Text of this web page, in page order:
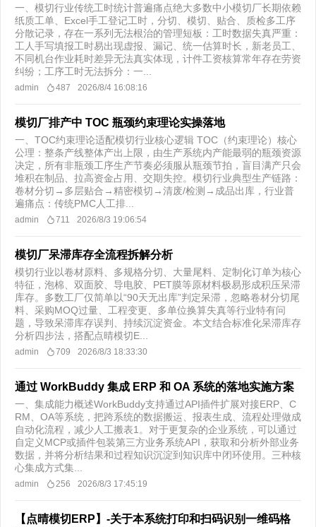
一、模切行业传统工时统计普遍痛点绝大多数中小模切厂长期依赖
纸质工单、Excel手工登记工时，分切、模切、贴合、质检多工序
分散记录，存在一系列无法根治的管理短板：工时数据失真严重：
工人手写填报工时易出现虚报、漏记、统一估算时长，新老员工、
不同机台作业耗时差异无法真实体现，计件工资核算常年存在劳资
纠纷；工序工时无法拆分：一...
admin 487 2026/8/4 16:08:16
模切厂排产中 TOC 瓶颈约束理论实操落地
一、TOC约束理论适配模切行业核心逻辑 TOC（约束理论）核心
公理：整条产线整体产出上限，由生产系统内产能最弱的瓶颈资源
决定，所有非瓶颈工序生产节奏必须服从瓶颈节拍，盲目满产只会
堆积在制品、拉高资金占用、交期失控。模切行业典型生产链路：
卷材分切→多层贴合→精密模切→清废/检测→成品出库，行业普
遍痛点：传统PMC人工排...
admin 711 2026/8/3 19:06:54
模切厂呆滞库存全流程拆解分析
模切行业以卷材原料、多规格分切、大量尾料、定制化订单为核心
特征，泡棉、双面胶、导电胶、PET膜等原材料极易形成积压呆滞
库存。多数工厂仅简单以“90天无出库”判定呆滞，忽略卷材分切尾
料、采购MOQ过量、工程变更、多单位换算失真等行业特有问
题，导致呆滞库存误判、持续沉淀资金。本文结合标准化呆滞库存
分析四步法，搭配点晴模切E...
admin 709 2026/8/3 18:33:30
通过 WorkBuddy 集成 ERP 和 OA 系统的落地实施方案
一、集成能力概述WorkBuddy支持通过API插件扩展对接ERP、C
RM、OA等系统，把跨系统的数据搬运、报表生成、流程处理做成
自动化流程，减少人工搬表1。对于更复杂的企业系统，可以通过
自定义MCP或插件包装第三方业务系统API，获取和分析外部业务
数据，并将分析结果和过程知识沉淀到知识库中闭环使用。三种核
心集成方式集...
admin 256 2026/8/3 17:45:19
【点晴模切ERP】-关于本系统打印和扫码识别一维码格